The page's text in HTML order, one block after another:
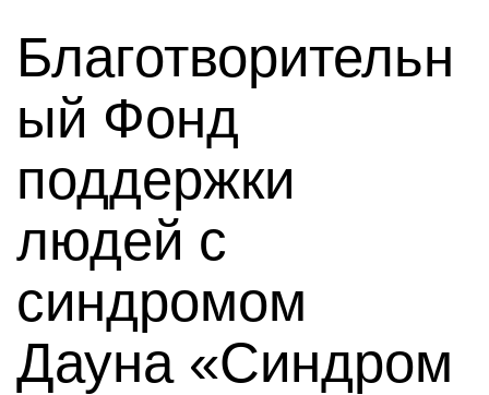
Благотворительн
ый Фонд
поддержки
людей с
синдромом
Дауна «Синдром